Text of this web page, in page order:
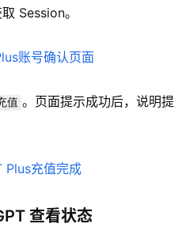
Session。
值 。页面提示成功后，说明提
查看状态